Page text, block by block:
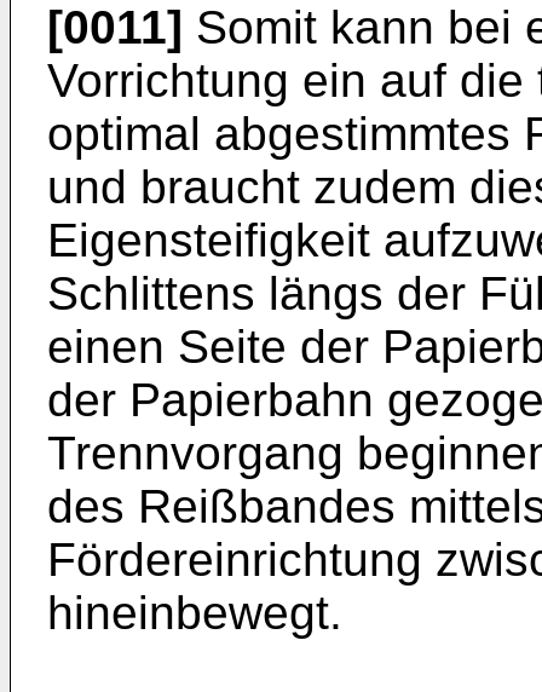
[0011] Somit kann bei
Vorrichtung ein auf
optimal abgestimmtes
und braucht zudem
Eigensteifigkeit
Schlittens längs der
einen Seite der
der Papierbahn
Trennvorgang
des Reißbandes
Fördereinrichtung
hineinbewegt.